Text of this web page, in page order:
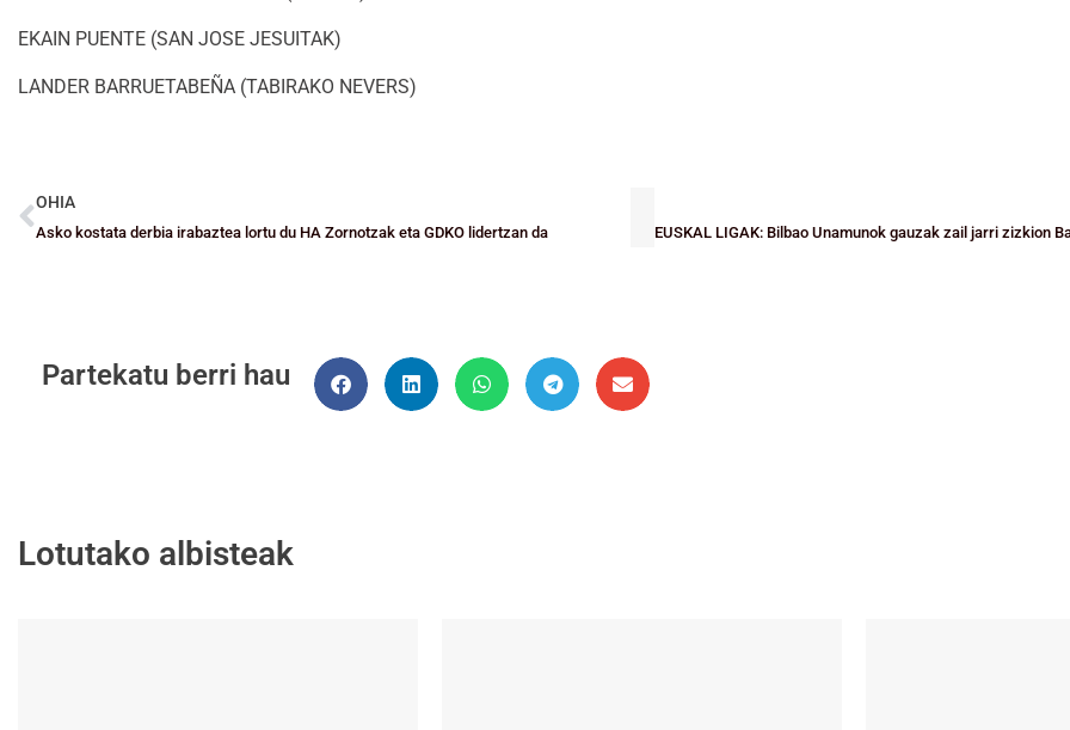
EKAIN PUENTE (SAN JOSE JESUITAK)
LANDER BARRUETABEÑA (TABIRAKO NEVERS)
OHIA
Asko kostata derbia irabaztea lortu du HA Zornotzak eta GDKO lidertzan da
Partekatu berri hau
Lotutako albisteak